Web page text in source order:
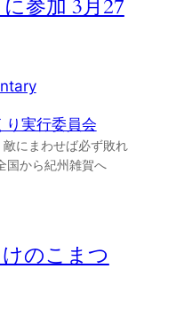
参加 3月27
り実行委員会
にまわせば必ず敗れ
国から紀州雑賀へ
のこまつ